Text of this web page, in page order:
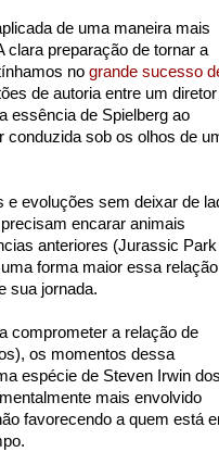
de uma maneira mais
clara preparação de tornar a
no grande sucesso
de autoria entre um
essência de Spielberg ao
conduzida sob os olhos de
evoluções sem deixar de
encarar animais
anteriores (Jurassic
forma maior essa relação
sua jornada.
comprometer a relação de
os momentos dessa
espécie de Steven Irwin
mais envolvido
favorecendo a quem está